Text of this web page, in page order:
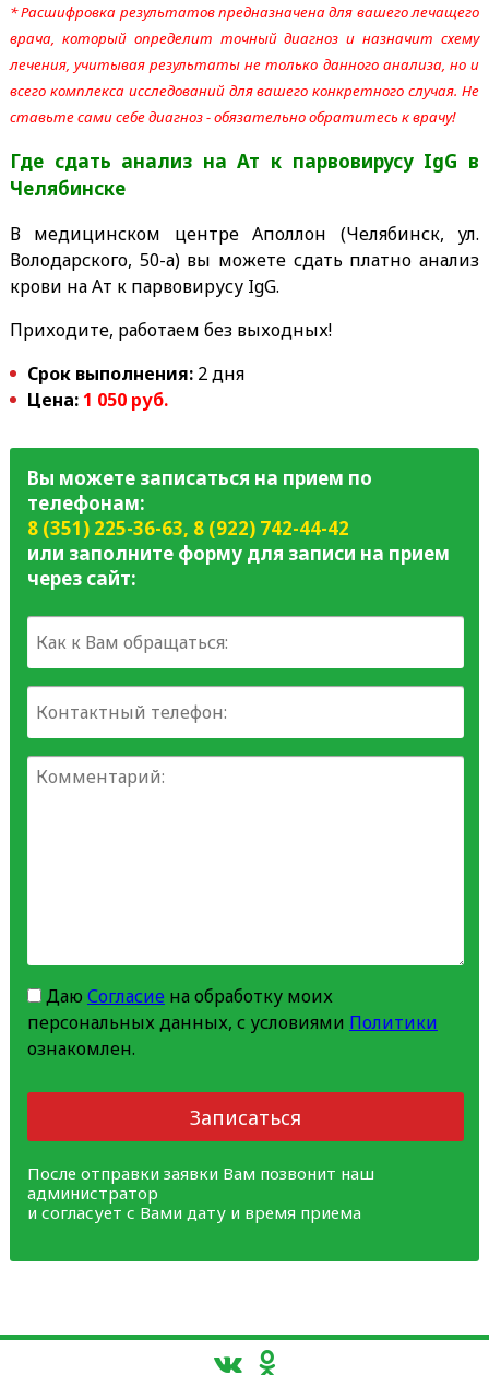
* Расшифровка результатов предназначена для вашего лечащего
врача, который определит точный диагноз и назначит схему
лечения, учитывая результаты не только данного анализа, но и
всего комплекса исследований для вашего конкретного случая. Не
ставьте сами себе диагноз - обязательно обратитесь к врачу!
Где сдать анализ на Ат к парвовирусу IgG в
Челябинске
В медицинском центре Аполлон (Челябинск, ул.
Володарского, 50-а) вы можете сдать платно анализ
крови на Ат к парвовирусу IgG.
Приходите, работаем без выходных!
Срок выполнения:2 дня
Цена: 1 050 руб.
Вы можете записаться на прием по
телефонам:
8 (351) 225-36-63, 8 (922) 742-44-42
или заполните форму для записи на прием
через сайт:
Даю Согласиена обработку моих
персональных данных, с условиями Политики
ознакомлен.
Записаться
После отправки заявки Вам позвонит наш
администратор
и согласует с Вами дату и время приема